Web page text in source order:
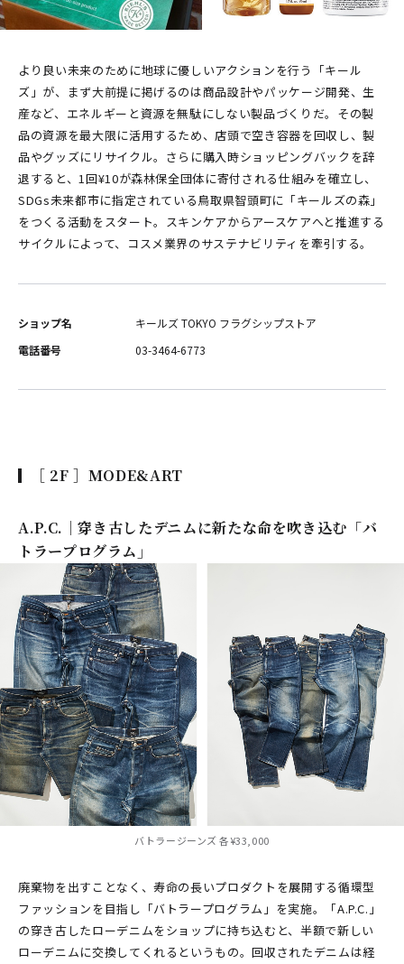
より良い未来のために地球に優しいアクションを行う「キール
ズ」が、まず大前提に掲げるのは商品設計やパッケージ開発、生
産など、エネルギーと資源を無駄にしない製品づくりだ。その製
品の資源を最大限に活用するため、店頭で空き容器を回収し、製
品やグッズにリサイクル。さらに購入時ショッピングバックを辞
退すると、1回¥10が森林保全団体に寄付される仕組みを確立し、
SDGs未来都市に指定されている鳥取県智頭町に「キールズの森」
をつくる活動をスタート。スキンケアからアースケアへと推進する
サイクルによって、コスメ業界のサステナビリティを牽引する。
ショップ名
キールズ TOKYO フラグシップストア
電話番号
03-3464-6773
［ 2F ］MODE&ART
A.P.C.｜穿き古したデニムに新たな命を吹き込む「バ
トラープログラム」
バトラージーンズ 各¥33,000
廃棄物を出すことなく、寿命の長いプロダクトを展開する循環型
ファッションを目指し「バトラープログラム」を実施。「A.P.C.」
の穿き古したローデニムをショップに持ち込むと、半額で新しい
ローデニムに交換してくれるというもの。回収されたデニムは経